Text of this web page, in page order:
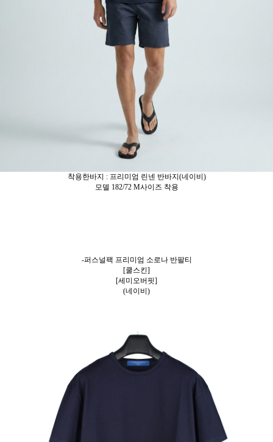
착용한바지 : 프리미엄 린넨 반바지(네이비)
모델 182/72 M사이즈 착용
-퍼스널팩 프리미엄 소로나 반팔티
[쿨스킨]
[세미오버핏]
(네이비)